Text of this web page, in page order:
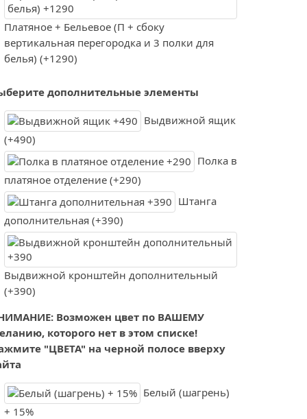
Платяное + Бельевое (П + сбоку
вертикальная перегородка и 3 полки для
белья) (+1290)
дополнительные элементы
Выдвижной ящик
(+490)
Полка в
платяное отделение (+290)
Штанга
дополнительная (+390)
Выдвижной кронштейн дополнительный
(+390)
Возможен цвет по ВАШЕМУ
которого нет в этом списке!
"ЦВЕТА" на черной полосе вверху
Белый (шагрень)
+ 15%